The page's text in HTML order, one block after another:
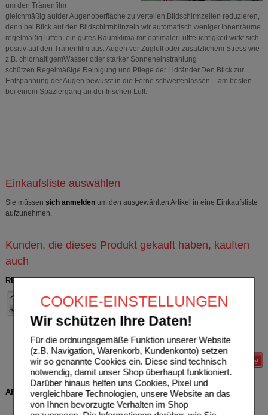
COOKIE-EINSTELLUNGEN
Wir schützen Ihre Daten!
Für die ordnungsgemäße Funktion unserer Website
(z.B. Navigation, Warenkorb, Kundenkonto) setzen
wir so genannte Cookies ein. Diese sind technisch
notwendig, damit unser Shop überhaupt funktioniert.
Darüber hinaus helfen uns Cookies, Pixel und
vergleichbare Technologien, unsere Website an das
von Ihnen bevorzugte Verhalten im Shop
um den Tränenfilm
gleichmäßig aufder Augenoberfläche zu verteilen.Bildschirmzeiten reduzieren,
denn bei Blick auf den Bildschirmblinzeln wir automatisch weniger.Innenräume
regelmäßig lüften: ein gutes Raumklima mit optimalerLuftfeuchtigkeit wirkt sich
positiv auf den Tränenfilm aus. Augen vor Zugluft oder zusätzlichem Stress wie
z.B. chlorhaltigemWasser oder starker Sonneneinstrahlung
schützen.Regelmäßige Reinigung und Pflege der Lidränder.Den Blick zur
Entspannung der Augen bewusst in die Ferne schweifenlassen – am besten
bei einem Spaziergang an der frischen Luft.
Einkaufsliste auswählen
Sie müssen sich anmelden um den ausgewählten Artikel in eine Einkaufsliste
aufzunehmen.
Kunden, die dieses Produkt gekauft haben, kauften
auch
RELYS Augentropfen Einmaldosen
19647419
20X0.35 ml
Einzeldosispipetten
UVP **
Unser Preis*
Sie sparen
Grundpreis
2.281,43 €
Details
ARTELAC Nighttime Gel
Dr. Gerhard Mann Chem.-